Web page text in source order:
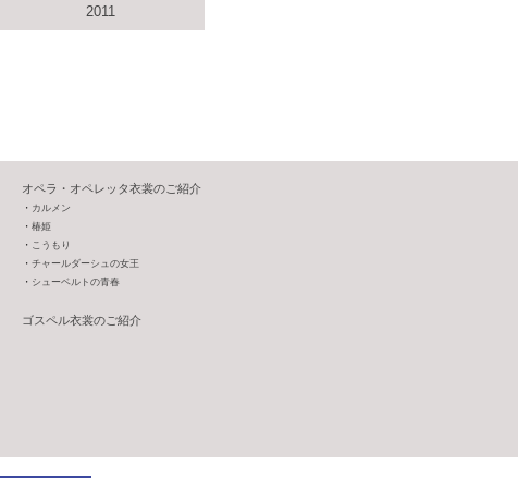
2011
オペラ・オペレッタ衣裳のご紹介
カルメン
椿姫
こうもり
チャールダーシュの女王
シューベルトの青春
ゴスペル衣裳のご紹介